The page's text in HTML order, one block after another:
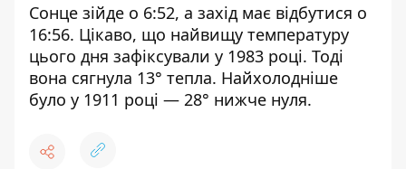
Сонце зійде о 6:52, а захід має відбутися о
16:56. Цікаво, що найвищу температуру
цього дня зафіксували у 1983 році. Тоді
вона сягнула 13° тепла. Найхолодніше
було у 1911 році — 28° нижче нуля.